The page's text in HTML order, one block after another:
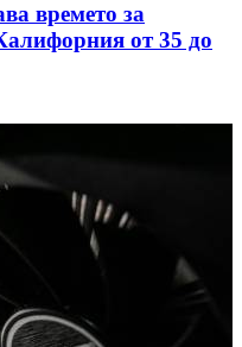
времето за
от 35 до